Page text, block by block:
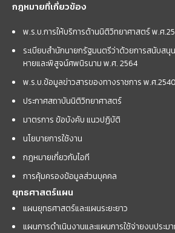
กฎหมายที่เกี่ยวข้อง
พ.ร.บ.การให้บริการด้านนิติวิทยาศาสตร์ พ.ศ
ระเบียบสำนักนายกรัฐมนตรีว่าด้วยการสนับส
หายและพิสูจน์ศพนิรนาม พ.ศ. 2564
พ.ร.บ.ข้อมูลข่าวสารของทางราชการ พ.ศ.2540
ประกาศสถาบันนิติวิทยาศาสตร์
มาตรการ ข้อบังคับ แนวปฏิบัติ
นโยบายการใช้งาน
กฎหมายเกี่ยวกับไอที
การคุ้มครองข้อมูลส่วนบุคคล
ยุทธศาสตร์แผน
แผนยุทธศาสตร์และแผนระยะยาว
แผนการดำเนินงานและแผนการใช้จ่ายงบประม